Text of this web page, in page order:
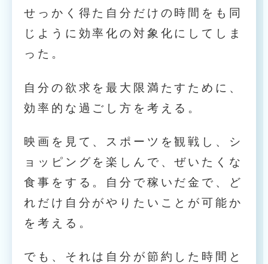
せっかく得た自分だけの時間をも同
じように効率化の対象化にしてしま
った。
自分の欲求を最大限満たすために、
効率的な過ごし方を考える。
映画を見て、スポーツを観戦し、シ
ョッピングを楽しんで、ぜいたくな
食事をする。自分で稼いだ金で、ど
れだけ自分がやりたいことが可能か
を考える。
でも、それは自分が節約した時間と